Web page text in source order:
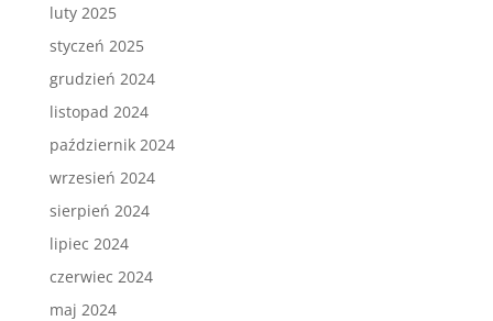
luty 2025
styczeń 2025
grudzień 2024
listopad 2024
październik 2024
wrzesień 2024
sierpień 2024
lipiec 2024
czerwiec 2024
maj 2024